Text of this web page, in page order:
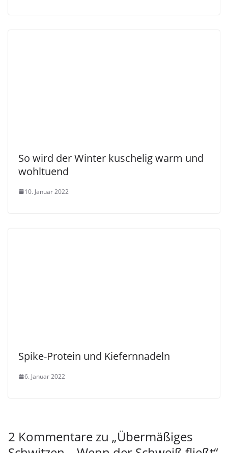
So wird der Winter kuschelig warm und
wohltuend
10. Januar 2022
Spike-Protein und Kiefernnadeln
6. Januar 2022
2 Kommentare zu „Übermäßiges